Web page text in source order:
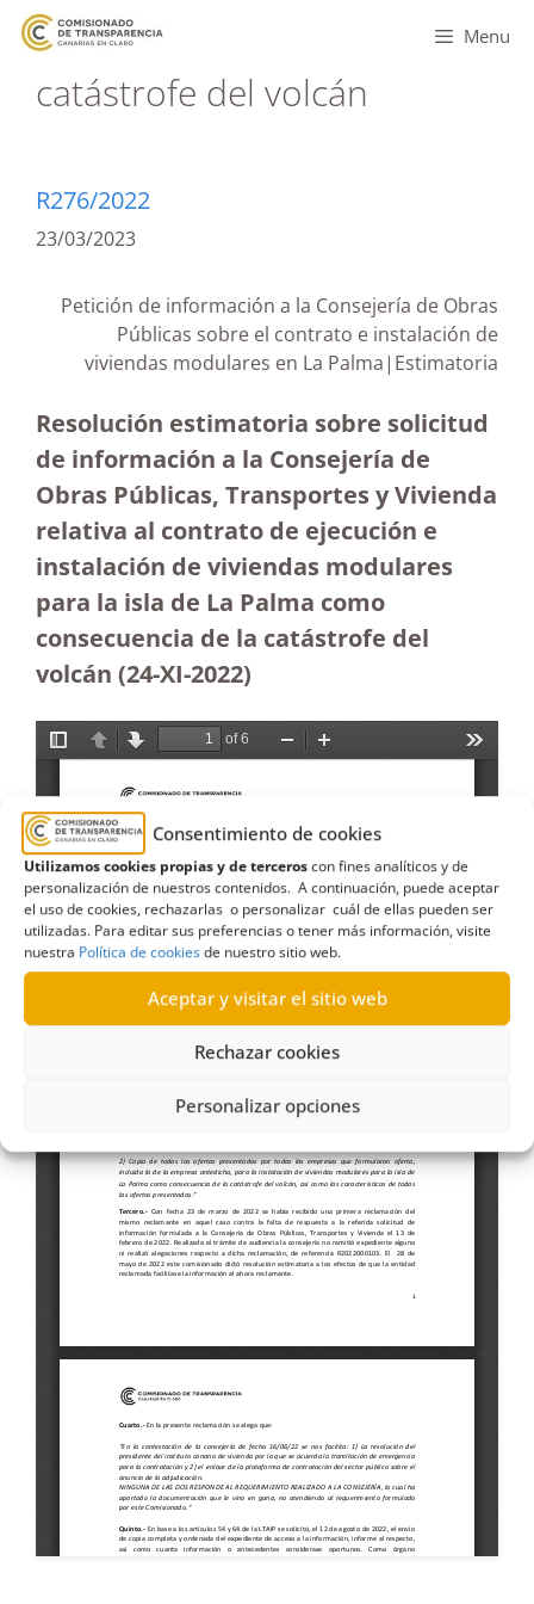
Consentimiento de cookies
Utilizamos cookies propias y de terceroscon fines analíticos y de
personalización de nuestros contenidos. A continuación, puede aceptar
el uso de cookies, rechazarlas o personalizar cuál de ellas pueden ser
utilizadas. Para editar sus preferencias o tener más información, visite
nuestra Política de cookiesde nuestro sitio web.
Aceptar y visitar el sitio web
Rechazar cookies
Personalizar opciones
Menu
catástrofe del volcán
R276/2022
23/03/2023
Petición de información a la Consejería de Obras
Públicas sobre el contrato e instalación de
viviendas modulares en La Palma|Estimatoria
Resolución estimatoria sobre solicitud
de información a la Consejería de
Obras Públicas, Transportes y Vivienda
relativa al contrato de ejecución e
instalación de viviendas modulares
para la isla de La Palma como
consecuencia de la catástrofe del
volcán (24-XI-2022)